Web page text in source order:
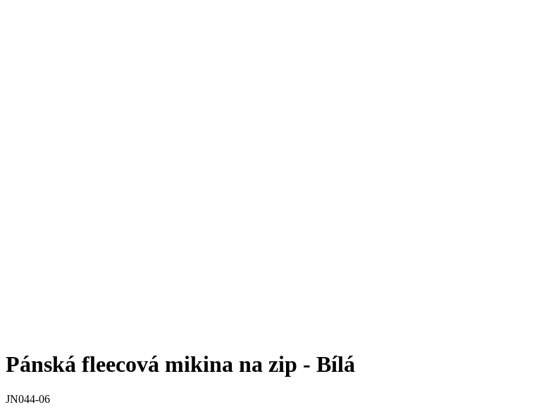
Pánská fleecová mikina na zip - Bílá
JN044-06